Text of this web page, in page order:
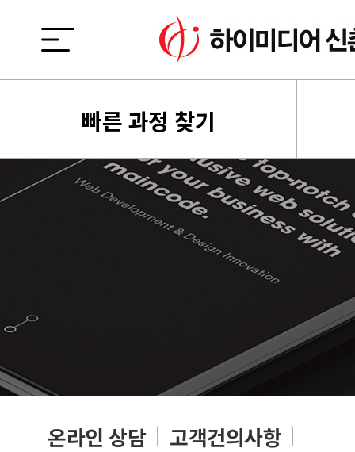
빠른 과정 찾기
온라인 상담 고객건의사항